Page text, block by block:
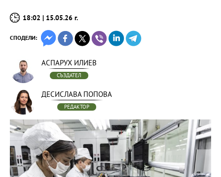
18:02 | 15.05.26 г.
СПОДЕЛИ:
АСПАРУХ ИЛИЕВ
СЪЗДАТЕЛ
ДЕСИСЛАВА ПОПОВА
РЕДАКТОР